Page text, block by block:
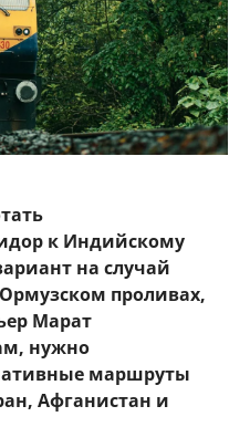
к Индийскому
на случай
проливах,
Марат
нужно
маршруты
Афганистан и